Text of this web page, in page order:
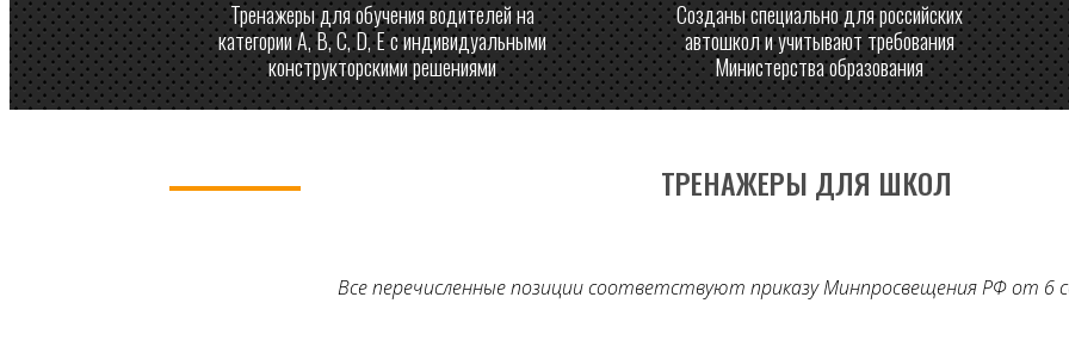
Тренажеры для обучения водителей на
категории A, B, C, D, E с индивидуальными
конструкторскими решениями
Созданы специально для российских
автошкол и учитывают требования
Министерства образования
ТРЕНАЖЕРЫ ДЛЯ ШКОЛ
Все перечисленные позиции соответствуют приказу Минпросвещения РФ от 6